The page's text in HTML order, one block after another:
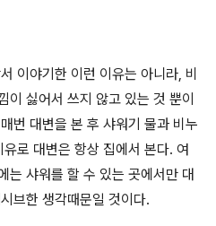
이야기한 이런 이유는 아니라, 비
이 싫어서 쓰지 않고 있는 것 뿐이
번 대변을 본 후 샤워기 물과 비누
로 대변은 항상 집에서 본다. 여
는 샤워를 할 수 있는 곳에서만 대
브한 생각때문일 것이다.